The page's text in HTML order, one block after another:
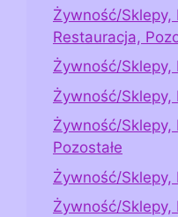
Żywność/Sklepy,
Restauracja,
Żywność/Sklepy,
Żywność/Sklepy,
Żywność/Sklepy,
Pozostałe
Żywność/Sklepy,
Żywność/Sklepy,